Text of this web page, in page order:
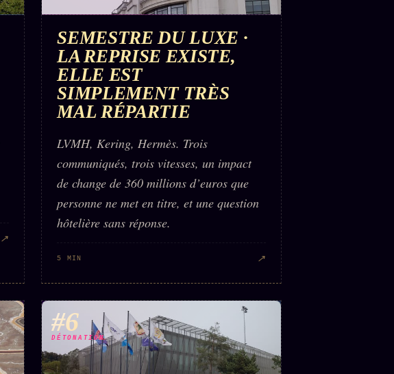
↗
SEMESTRE DU LUXE ·
LA REPRISE EXISTE,
ELLE EST
SIMPLEMENT TRÈS
MAL RÉPARTIE
LVMH, Kering, Hermès. Trois
communiqués, trois vitesses, un impact
de change de 360 millions d’euros que
personne ne met en titre, et une question
hôtelière sans réponse.
5 MIN ↗
#6
DÉTONATION